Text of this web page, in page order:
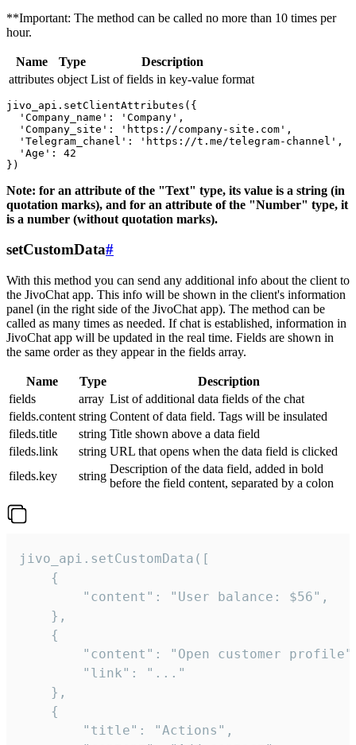
**Important: The method can be called no more than 10 times per
hour.
Name Type
Description
attributes object List of fields in key-value format
jivo_api.setClientAttributes({
  'Company_name': 'Company',
  'Company_site': 'https://company-site.com',
  'Telegram_chanel': 'https://t.me/telegram-channel',
  'Age': 42
Note: for an attribute of the "Text" type, its value is a string (in
quotation marks), and for an attribute of the "Number" type, it
is a number (without quotation marks).
setCustomData#
With this method you can send any additional info about the client to
the JivoChat app. This info will be shown in the client's information
panel (in the right side of the JivoChat app). The method can be
called as many times as needed. If chat is established, information in
JivoChat app will be updated in the real time. Fields are shown in
the same order as they appear in the fields array.
Name Type
Description
fields
array List of additional data fields of the chat
fields.content string Content of data field. Tags will be insulated
fileds.title
string Title shown above a data field
fileds.link
string URL that opens when the data field is clicked
fileds.key
string
Description of the data field, added in bold
before the field content, separated by a colon
jivo_api.setCustomData([
    {
        "content": "User balance: $56",
    },
    {
"content": "Open customer
        "link": "..."
    },
    {
        "title": "Actions",